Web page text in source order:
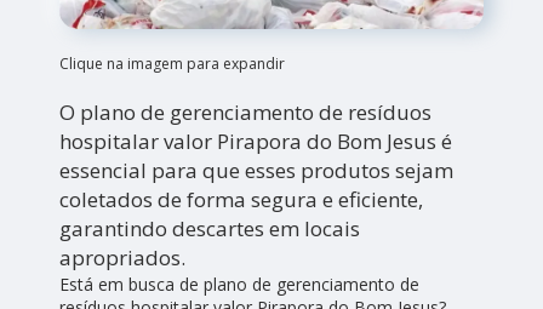
Clique na imagem para expandir
O plano de gerenciamento de resíduos
hospitalar valor Pirapora do Bom Jesus é
essencial para que esses produtos sejam
coletados de forma segura e eficiente,
garantindo descartes em locais
apropriados.
Está em busca de plano de gerenciamento de